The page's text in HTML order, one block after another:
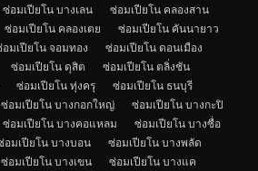
ซ่อมเปียโน บางเลน
ซ่อมเปียโน คลองสาน
ซ่อมเปียโน คลองเตย
ซ่อมเปียโน คันนายาว
มเปียโน จอมทอง
ซ่อมเปียโน ดอนเมือง
ซ่อมเปียโน ดุสิต
ซ่อมเปียโน ตลิ่งชัน
ซ่อมเปียโน ทุ่งครุ
ซ่อมเปียโน ธนบุรี
ซ่อมเปียโน บางกอกใหญ่
ซ่อมเปียโน บางกะปิ
ซ่อมเปียโน บางคอแหลม
ซ่อมเปียโน บางซื่อ
อมเปียโน บางบอน
ซ่อมเปียโน บางพลัด
ซ่อมเปียโน บางเขน
ซ่อมเปียโน บางแค